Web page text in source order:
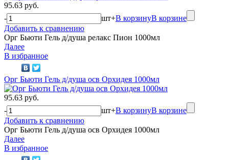
95.63 руб.
-
шт+В корзинуВ корзине
Добавить к сравнению
Орг Бьюти Гель д/душа релакс Пион 1000мл
Далее
В избранное
Орг Бьюти Гель д/душа осв Орхидея 1000мл
95.63 руб.
-
шт+В корзинуВ корзине
Добавить к сравнению
Орг Бьюти Гель д/душа осв Орхидея 1000мл
Далее
В избранное